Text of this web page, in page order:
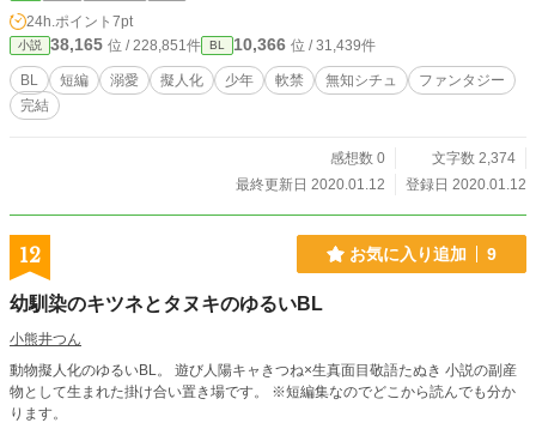
24h.ポイント 7pt
小説 38,165 位 / 228,851件 BL 10,366 位 / 31,439件
BL 短編 溺愛 擬人化 少年 軟禁 無知シチュ
ファンタジー
完結
感想数 0
文字数 2,374
最終更新日 2020.01.12
登録日 2020.01.12
12 お気に入り追加 9
幼馴染のキツネとタヌキのゆるいBL
小熊井つん
動物擬人化のゆるいBL。 遊び人陽キャきつね×生真面目敬語たぬき 小説の副産
物として生まれた掛け合い置き場です。 ※短編集なのでどこから読んでも分か
ります。